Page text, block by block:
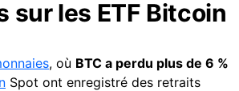
sur les ETF Bitcoin
, où BTC a perdu plus de 6 %
Spot ont enregistré des retraits